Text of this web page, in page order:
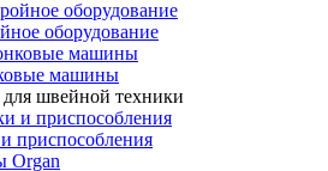
оборудование
машины
швейной техники
приспособления